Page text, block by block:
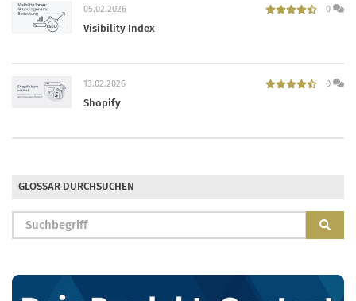
05.02.2026 0
Visibility Index
13.02.2026 0
Shopify
GLOSSAR DURCHSUCHEN